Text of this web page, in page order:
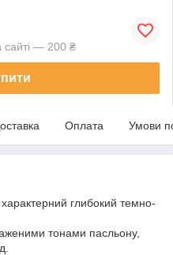
сайті — 200 ₴
Оплата Умови
глибокий темно-
тонами пасльону,